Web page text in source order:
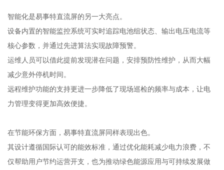
智能化是易事特直流屏的另一大亮点。
设备内置的智能监控系统可实时追踪电池组状态、输出电压电流等
核心参数，并通过先进算法实现故障预警。
运维人员可以借此提前发现潜在问题，安排预防性维护，从而大幅
减少意外停机时间。
远程维护功能的支持更进一步降低了现场巡检的频率与成本，让电
力管理变得更加高效便捷。
在节能环保方面，易事特直流屏同样表现出色。
其设计遵循国际认可的能效标准，通过优化能耗减少电力浪费，不
仅帮助用户节约运营开支，也为推动绿色能源应用与可持续发展做